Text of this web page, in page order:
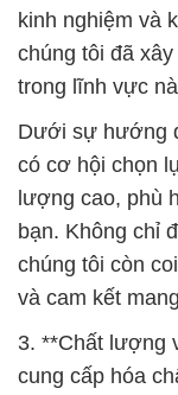
kinh nghiệm và
chúng tôi đã
trong lĩnh vực
Dưới sự hướng
có cơ hội chọn
lượng cao, phù
bạn. Không chỉ
chúng tôi còn
và cam kết
3. **Chất lượng
cung cấp hóa